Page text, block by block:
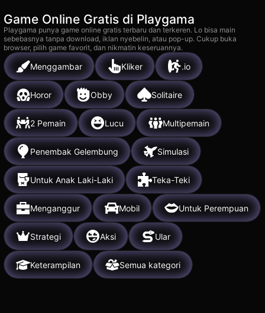
Game Online Gratis di Playgama
Playgama punya game online gratis terbaru dan terkeren. Lo bisa main
sebebasnya tanpa download, iklan nyebelin, atau pop-up. Cukup buka
browser, pilih game favorit, dan nikmatin keseruannya.
Menggambar Kliker .io
Horor Obby Solitaire
2 Pemain Lucu Multipemain
Penembak Gelembung Simulasi
Untuk Anak Laki-Laki Teka-Teki
Menganggur Mobil Untuk Perempuan
Strategi Aksi Ular
Keterampilan Semua kategori